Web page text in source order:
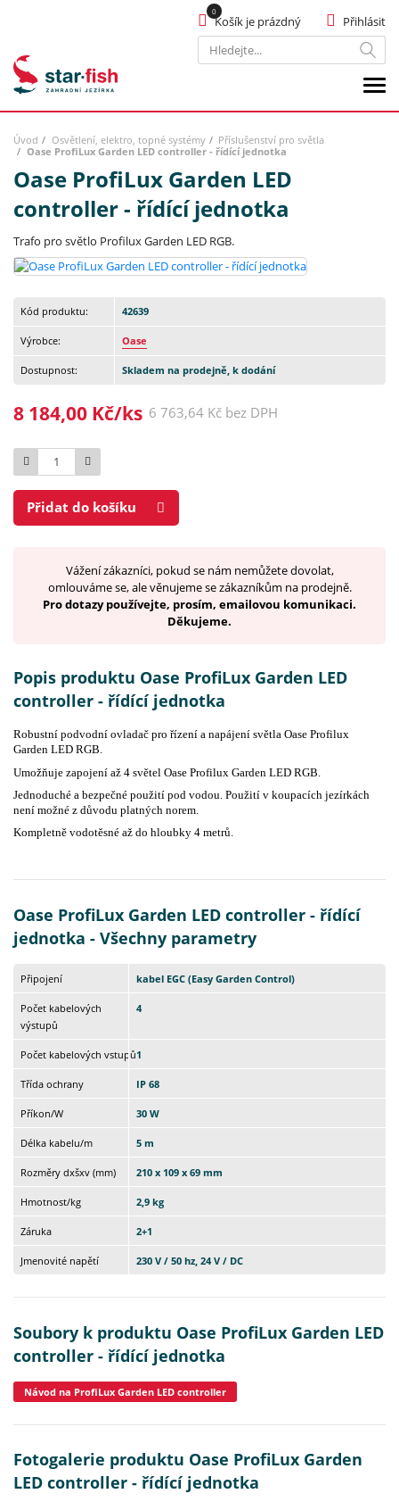
Hledat
Přihlásit
Košík je prázdný
Úvod Osvětlení, elektro, topné systémy
Příslušenství pro světla
Oase ProfiLux Garden LED controller - řídící jednotka
Oase ProfiLux Garden LED
controller - řídící jednotka
Trafo pro světlo Profilux Garden LED RGB.
Kód produktu: 42639
Výrobce: Oase
Dostupnost: Skladem na prodejně, k dodání
8 184,00 Kč/ks 6 763,64 Kč bez DPH
Počet
Přidat do košíku
Vážení zákazníci, pokud se nám nemůžete dovolat,
omlouváme se, ale věnujeme se zákazníkům na prodejně.
Pro dotazy používejte, prosím, emailovou komunikaci.
Děkujeme.
Popis produktu Oase ProfiLux Garden LED
controller - řídící jednotka
Robustní podvodní ovladač pro řízení a napájení světla Oase Profilux
Garden LED RGB.
Umožňuje zapojení až 4 světel Oase Profilux Garden LED RGB.
Jednoduché a bezpečné použití pod vodou. Použití v koupacích jezírkách
není možné z důvodu platných norem.
Kompletně vodotěsné až do hloubky 4 metrů.
Oase ProfiLux Garden LED controller - řídící
jednotka - Všechny parametry
Připojení kabel EGC (Easy Garden Control)
Počet kabelových
výstupů
4
Počet kabelových vstupů1
Třída ochrany IP 68
Příkon/W 30 W
Délka kabelu/m 5 m
Rozměry dxšxv (mm) 210 x 109 x 69 mm
Hmotnost/kg 2,9 kg
Záruka 2+1
Jmenovité napětí 230 V / 50 hz, 24 V / DC
Soubory k produktu Oase ProfiLux Garden LED
controller - řídící jednotka
Návod na ProfiLux Garden LED controller
Fotogalerie produktu Oase ProfiLux Garden
LED controller - řídící jednotka